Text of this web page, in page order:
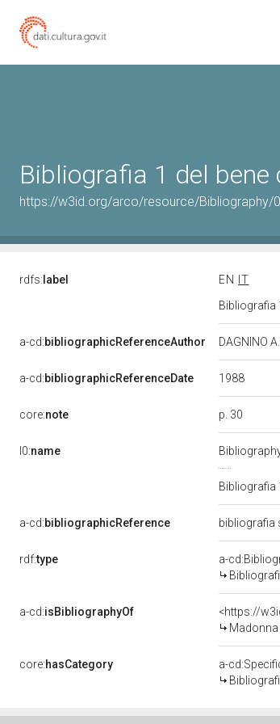
Bibliografia 1 del
https://w3id.org/arco/resource/Bibliography/
rdfs: label EN
IT
Bibliografia
a-cd:bibliographicReferenceAuthor DAGNINO
a-cd:bibliographicReferenceDate 1988
core:note p. 30
l0:name
Bibliografia
a-cd:bibliographicReference bibliografia
rdf:type
a-
a-cd:isBibliographyOf
<https://
core:hasCategory
a-